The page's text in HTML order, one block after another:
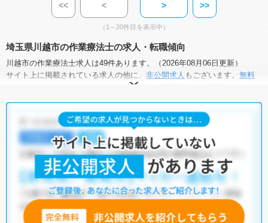
<< < > >>
（1～20件目を表示中）
埼玉県川越市の作業療法士の求人・転職傾向
川越市の作業療法士求人は49件あります。（2026年08月06日更新）
サイト上に掲載されている求人の他に、 非公開求人 もございます。 無料
にお申し込みいただくと、全求人からご希望条件に合
川越市の作業療法士求人では以下のような条件が人気です。
土日祝休・積極採用中・ 新卒OK ・ 正社員(正職員)
クリニック・介護福祉施設・訪問リハビリ(在宅医療)・
・保育園
他の条件でも人気の求人がございますので、「こだわり条件」から検索
いただくか、お気軽にお問い合わせください。
全国の作業療法士求人